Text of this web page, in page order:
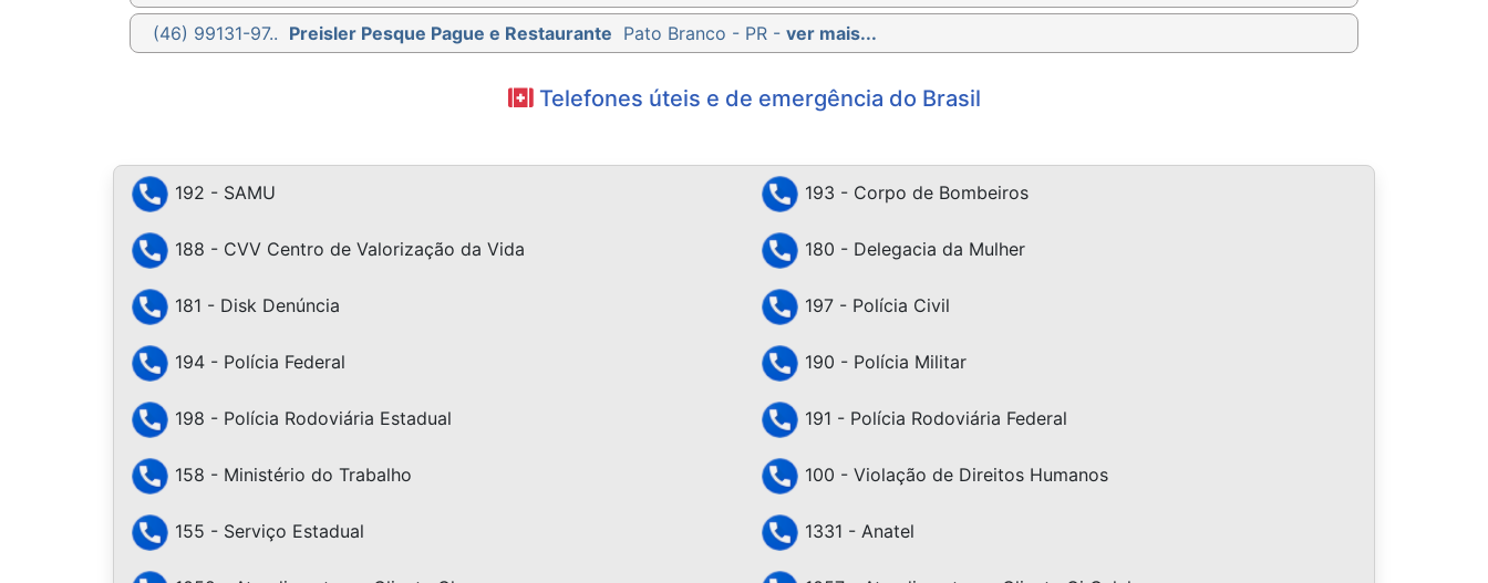
(46) 99131-97.. Preisler Pesque Pague e Restaurante Pato Branco - PR - ver mais...
Telefones úteis e de emergência do Brasil
192 - SAMU 193 - Corpo de Bombeiros
188 - CVV Centro de Valorização da Vida 180 - Delegacia da Mulher
181 - Disk Denúncia 197 - Polícia Civil
194 - Polícia Federal 190 - Polícia Militar
198 - Polícia Rodoviária Estadual 191 - Polícia Rodoviária Federal
158 - Ministério do Trabalho 100 - Violação de Direitos Humanos
155 - Serviço Estadual 1331 - Anatel